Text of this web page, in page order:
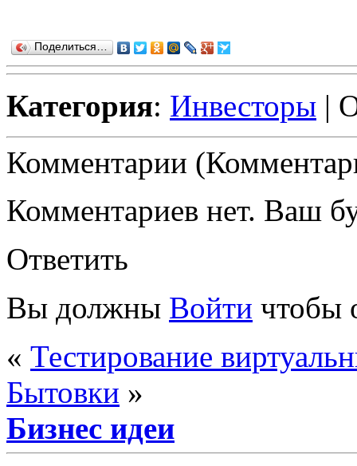
Поделиться…
Категория: Инвесторы |
Комментарии
Комментариев нет. Ваш
Ответить
Вы должны Войти чтобы
« Тестирование
Бытовки »
Бизнес идеи